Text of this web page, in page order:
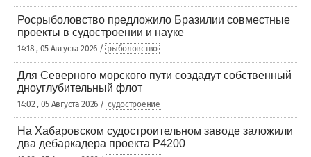
Росрыболовство предложило Бразилии совместные
проекты в судостроении и науке
14:18 , 05 Августа 2026 / рыболовство
Для Северного морского пути создадут собственный
дноуглубительный флот
14:02 , 05 Августа 2026 / судостроение
На Хабаровском судостроительном заводе заложили
два дебаркадера проекта Р4200